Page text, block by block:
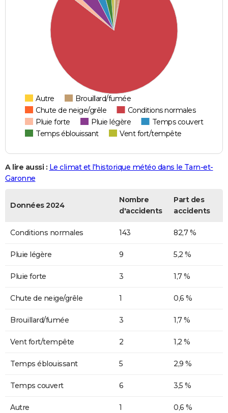
Autre
Brouillard/fumée
Chute de neige/grêle
Conditions normales
Pluie forte
Pluie légère
Temps couvert
Temps éblouissant
Vent fort/tempête
A lire aussi : Le climat et l'historique météo dans le Tarn-et-
Garonne
Données 2024
Nombre
d'accidents
Part des
accidents
Conditions normales 143 82,7 %
Pluie légère 9 5,2 %
Pluie forte 3 1,7 %
Chute de neige/grêle 1 0,6 %
Brouillard/fumée 3 1,7 %
Vent fort/tempête 2 1,2 %
Temps éblouissant 5 2,9 %
Temps couvert 6 3,5 %
Autre 1 0,6 %